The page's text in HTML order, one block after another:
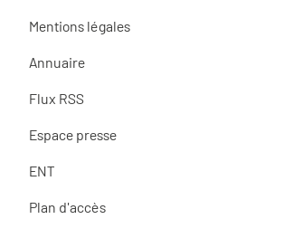
Mentions légales
Annuaire
Flux RSS
Espace presse
ENT
Plan d'accès